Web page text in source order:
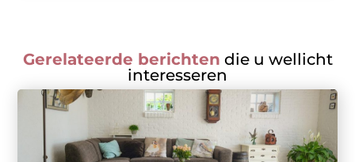
Gerelateerde berichten die u wellicht
interesseren